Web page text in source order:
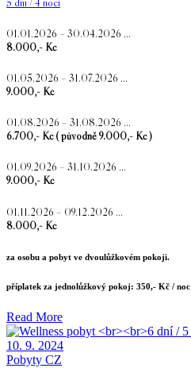
01.01.2026 – 30.04.2026 …
8.000,- Kč
01.05.2026 – 31.07.2026 …
9.000,- Kč
01.08.2026 – 31.08.2026 …
6.700,- Kč ( původně 9.000,- Kč )
01.09.2026 – 31.10.2026 …
9.000,- Kč
01.11.2026 – 09.12.2026 …
8.000,- Kč
za osobu a pobyt ve dvoulůžkovém pokoji.
příplatek za jednolůžkový pokoj: 350,- Kč / noc
Read More
10. 9. 2024
Pobyty CZ